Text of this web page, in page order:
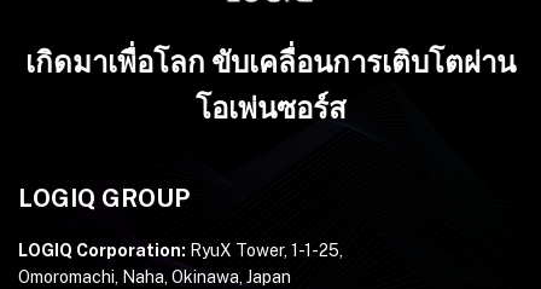
เกิดมาเพื่อโลก ขับเคลื่อนการเติบโตผ่าน
โอเพ่นซอร์ส
LOGIQ GROUP
LOGIQ Corporation: RyuX Tower, 1-1-25,
Omoromachi, Naha, Okinawa, Japan